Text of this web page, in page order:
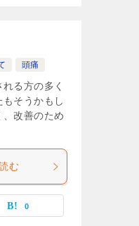
頭痛
る方の多く
そうかもし
改善のため
む
0